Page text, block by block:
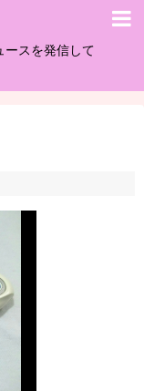
ースを発信して